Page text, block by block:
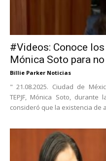
#Videos: Conoce
Mónica Soto para
Billie Parker Noticias
" 21.08.2025. Ciudad de
TEPJF, Mónica Soto,
consideró que la existencia de